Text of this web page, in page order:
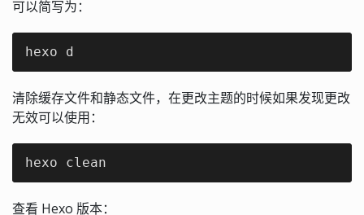
可以简写为：
hexo d
清除缓存文件和静态文件，在更改主题的时候如果发现更改
无效可以使用：
hexo clean
查看 Hexo 版本：